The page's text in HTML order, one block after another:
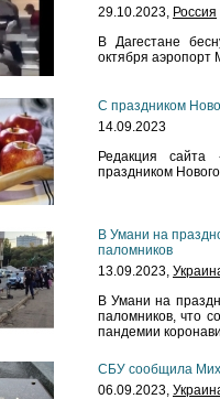
29.10.2023, Россия
В Дагестане
октября аэропорт
С праздником
14.09.2023
Редакция сайта
праздником
В Умани на
паломников
13.09.2023,
В Умани на
паломников, что
пандемии
СБУ сообщила
06.09.2023,